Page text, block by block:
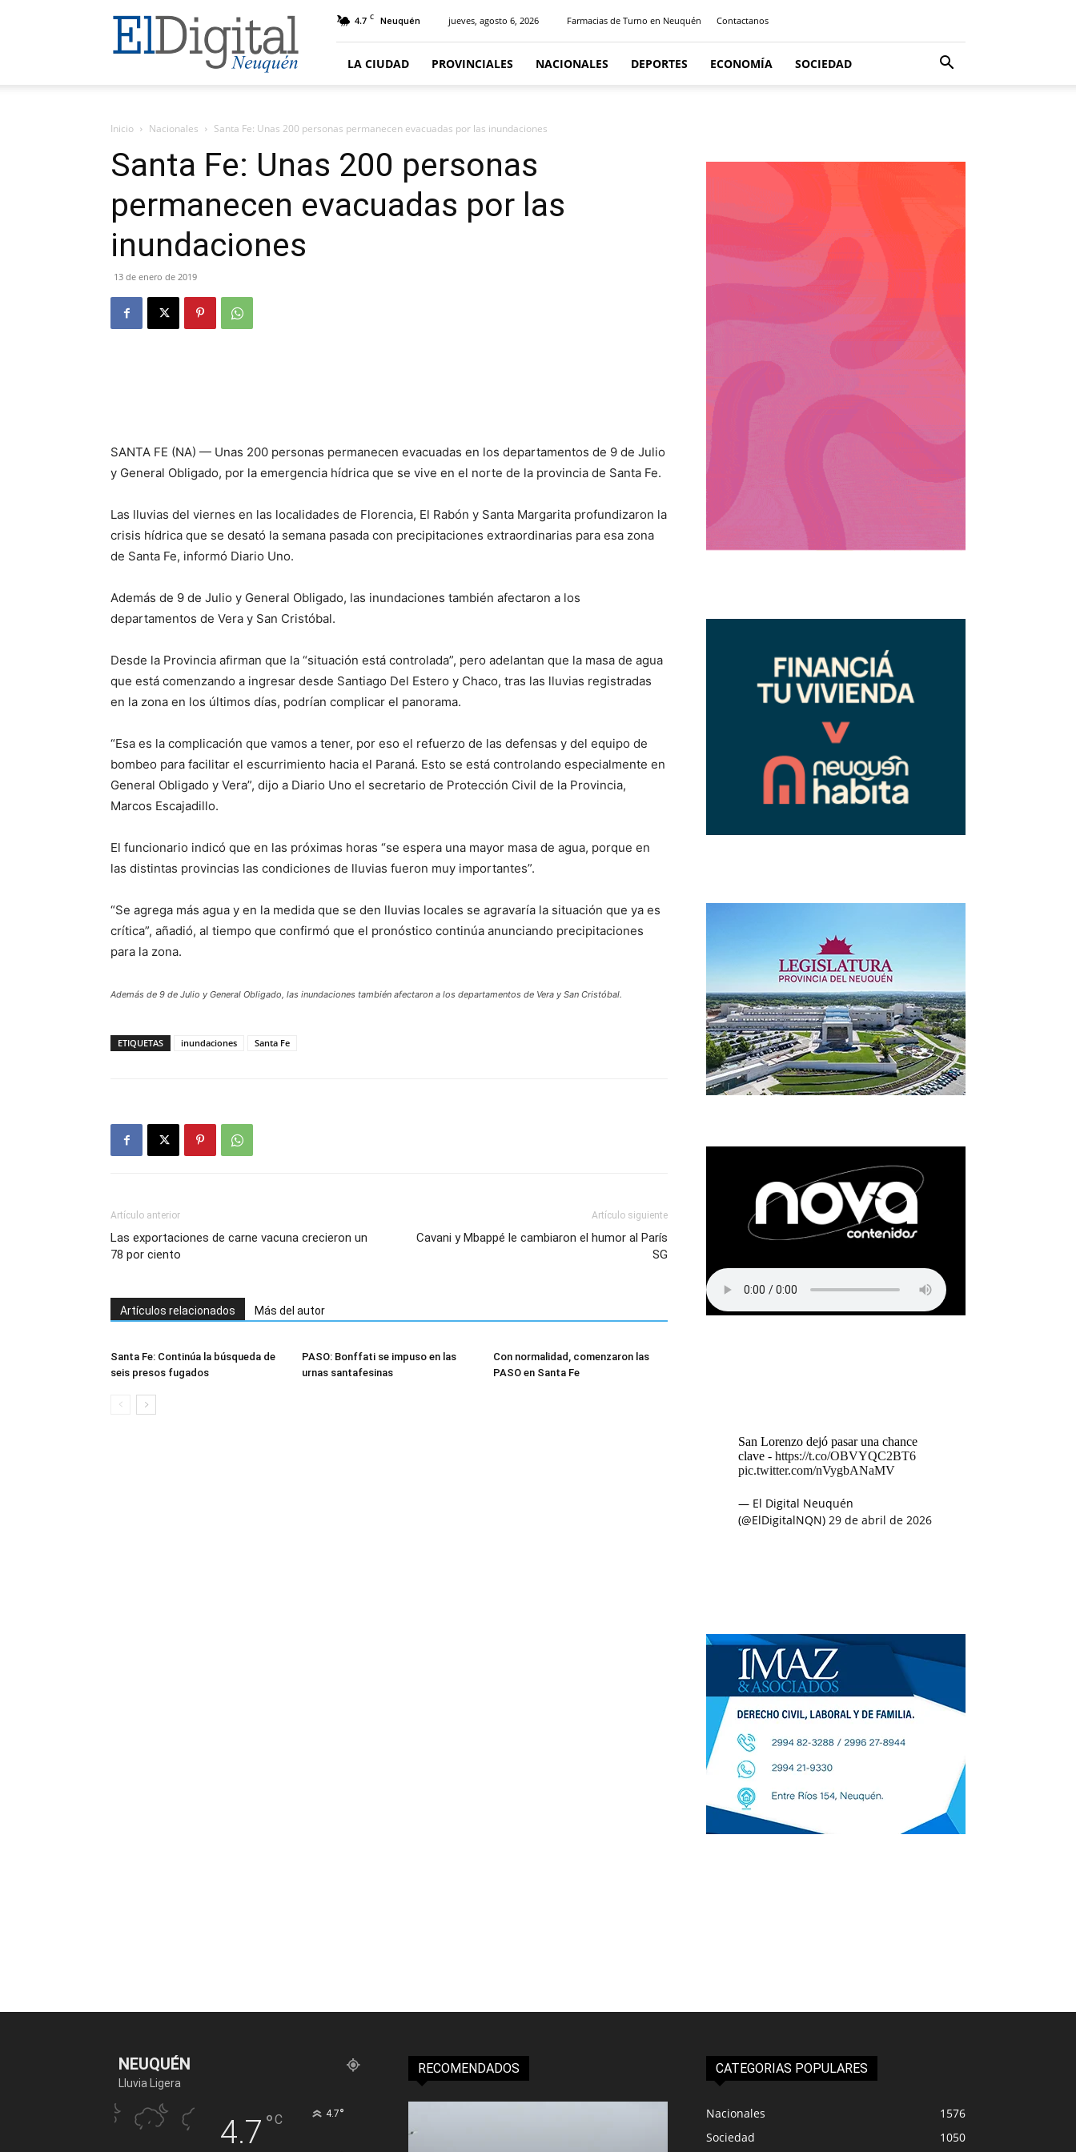
El
Digital
Neuquen
4.7 C Neuquén jueves, agosto 6, 2026 Farmacias de Turno en Neuquén Contactanos
LA CIUDAD PROVINCIALES NACIONALES DEPORTES ECONOMÍA SOCIEDAD
Inicio Nacionales Santa Fe: Unas 200 personas permanecen evacuadas por las inundaciones
Santa Fe: Unas 200 personas
permanecen evacuadas por las
inundaciones
13 de enero de 2019
SANTA FE (NA) — Unas 200 personas permanecen evacuadas en los departamentos de 9 de Julio
y General Obligado, por la emergencia hídrica que se vive en el norte de la provincia de Santa Fe.
Las lluvias del viernes en las localidades de Florencia, El Rabón y Santa Margarita profundizaron la
crisis hídrica que se desató la semana pasada con precipitaciones extraordinarias para esa zona
de Santa Fe, informó Diario Uno.
Además de 9 de Julio y General Obligado, las inundaciones también afectaron a los
departamentos de Vera y San Cristóbal.
Desde la Provincia afirman que la “situación está controlada”, pero adelantan que la masa de agua
que está comenzando a ingresar desde Santiago Del Estero y Chaco, tras las lluvias registradas
en la zona en los últimos días, podrían complicar el panorama.
“Esa es la complicación que vamos a tener, por eso el refuerzo de las defensas y del equipo de
bombeo para facilitar el escurrimiento hacia el Paraná. Esto se está controlando especialmente en
General Obligado y Vera”, dijo a Diario Uno el secretario de Protección Civil de la Provincia,
Marcos Escajadillo.
El funcionario indicó que en las próximas horas “se espera una mayor masa de agua, porque en
las distintas provincias las condiciones de lluvias fueron muy importantes”.
“Se agrega más agua y en la medida que se den lluvias locales se agravaría la situación que ya es
crítica”, añadió, al tiempo que confirmó que el pronóstico continúa anunciando precipitaciones
para la zona.
Además de 9 de Julio y General Obligado, las inundaciones también afectaron a los departamentos de Vera y San Cristóbal.
ETIQUETAS inundaciones Santa Fe
Artículo anterior
Las exportaciones de carne vacuna crecieron un
78 por ciento
Artículo siguiente
Cavani y Mbappé le cambiaron el humor al París
SG
Artículos relacionados Más del autor
Santa Fe: Continúa la búsqueda de
seis presos fugados
PASO: Bonffati se impuso en las
urnas santafesinas
Con normalidad, comenzaron las
PASO en Santa Fe
San Lorenzo dejó pasar una chance
clave - https://t.co/OBVYQC2BT6
pic.twitter.com/nVygbANaMV
— El Digital Neuquén
(@ElDigitalNQN) 29 de abril de 2026
NEUQUÉN
Lluvia Ligera
4.7 °C 4.7°
RECOMENDADOS CATEGORIAS POPULARES
Nacionales
1576
Sociedad
1050